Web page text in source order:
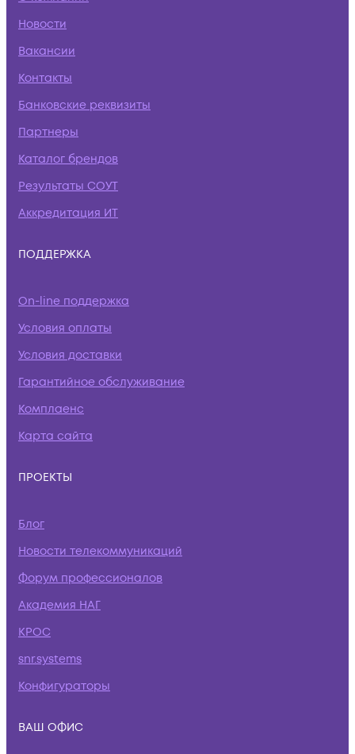
Новости
Вакансии
Контакты
Банковские реквизиты
Партнеры
Каталог брендов
Результаты СОУТ
Аккредитация ИТ
ПОДДЕРЖКА
On-line поддержка
Условия оплаты
Условия доставки
Гарантийное обслуживание
Комплаенс
Карта сайта
ПРОЕКТЫ
Блог
Новости телекоммуникаций
Форум профессионалов
Академия НАГ
КРОС
snr.systems
Конфигураторы
ВАШ ОФИС